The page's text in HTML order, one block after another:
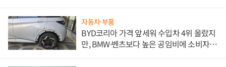
자동차·부품
BYD코리아 가격 앞세워 수입차 4위 올랐지
만, BMW·벤츠보다 높은 공임비에 소비자